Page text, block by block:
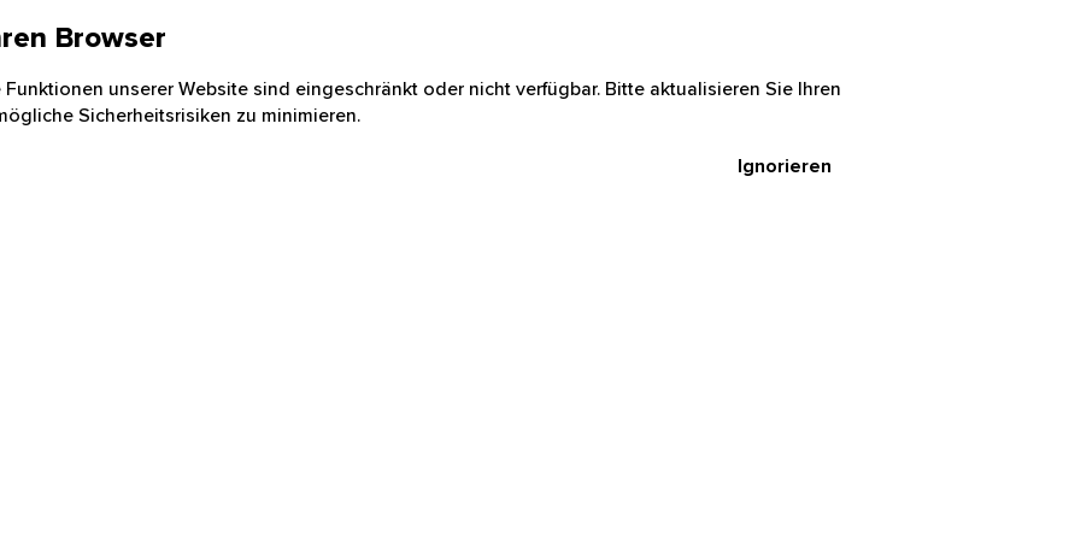
Browser
unserer Website sind eingeschränkt oder nicht verfügbar. Bitte aktualisieren Sie Ihren
Sicherheitsrisiken zu minimieren.
Ignorieren